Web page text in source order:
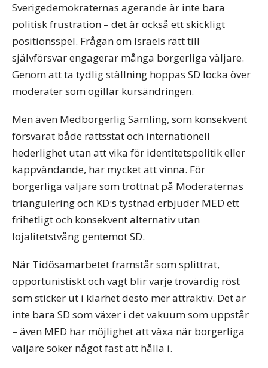
Sverigedemokraternas agerande är inte bara
politisk frustration – det är också ett skickligt
positionsspel. Frågan om Israels rätt till
självförsvar engagerar många borgerliga väljare.
Genom att ta tydlig ställning hoppas SD locka över
moderater som ogillar kursändringen.
Men även Medborgerlig Samling, som konsekvent
försvarat både rättsstat och internationell
hederlighet utan att vika för identitetspolitik eller
kappvändande, har mycket att vinna. För
borgerliga väljare som tröttnat på Moderaternas
triangulering och KD:s tystnad erbjuder MED ett
frihetligt och konsekvent alternativ utan
lojalitetstvång gentemot SD.
När Tidösamarbetet framstår som splittrat,
opportunistiskt och vagt blir varje trovärdig röst
som sticker ut i klarhet desto mer attraktiv. Det är
inte bara SD som växer i det vakuum som uppstår
– även MED har möjlighet att växa när borgerliga
väljare söker något fast att hålla i.